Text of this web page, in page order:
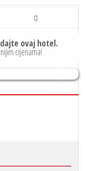
ovaj hotel.
cijenama!
Next